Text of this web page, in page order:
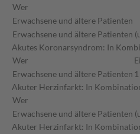
Wer
Erwachsene und ältere Patienten
Erwachsene und ältere Patienten
Akutes Koronarsyndrom: In
Wer
Erwachsene und ältere Patienten
Akuter Herzinfarkt: In
Wer
Erwachsene und ältere Patienten
Akuter Herzinfarkt: In